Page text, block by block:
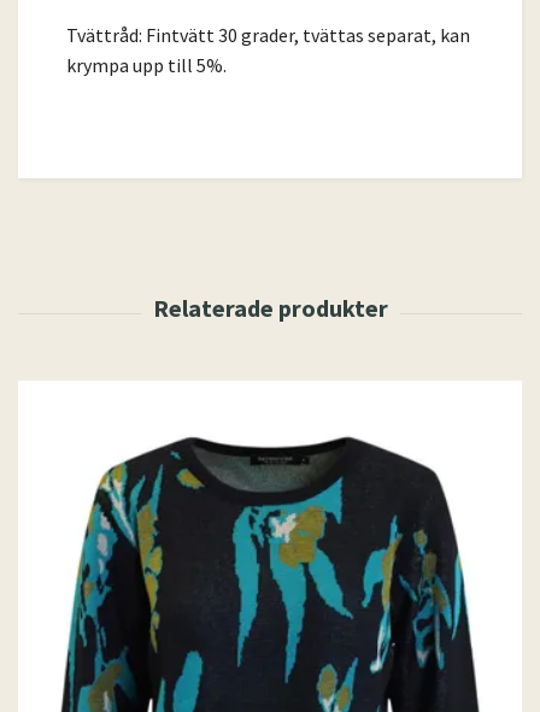
Tvättråd: Fintvätt 30 grader, tvättas separat, kan
krympa upp till 5%.